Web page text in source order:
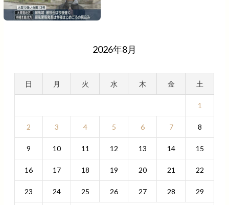
2026年8月
日 月 火 水 木 金 土
1
2 3 4 5 6 7 8
9 10 11 12 13 14 15
16 17 18 19 20 21 22
23 24 25 26 27 28 29